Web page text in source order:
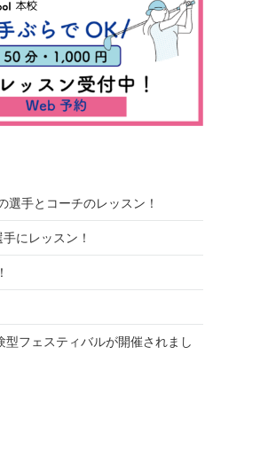
選手とコーチのレッスン！
にレッスン！
フェスティバルが開催されまし